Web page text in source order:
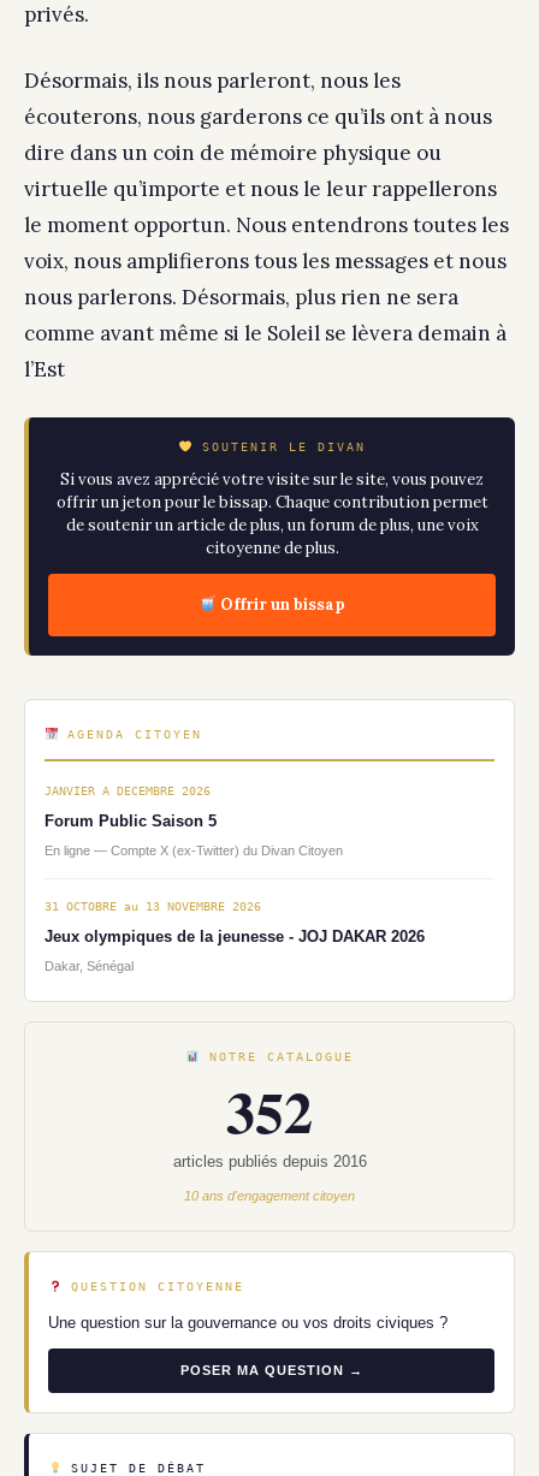
privés.
Désormais, ils nous parleront, nous les
écouterons, nous garderons ce qu’ils ont à nous
dire dans un coin de mémoire physique ou
virtuelle qu’importe et nous le leur rappellerons
le moment opportun. Nous entendrons toutes les
voix, nous amplifierons tous les messages et nous
nous parlerons. Désormais, plus rien ne sera
comme avant même si le Soleil se lèvera demain à
l’Est
SOUTENIR LE DIVAN
Si vous avez apprécié votre visite sur le site, vous pouvez
offrir un jeton pour le bissap. Chaque contribution permet
de soutenir un article de plus, un forum de plus, une voix
citoyenne de plus.
Offrir un bissap
AGENDA CITOYEN
JANVIER A DECEMBRE 2026
Forum Public Saison 5
En ligne — Compte X (ex-Twitter) du Divan Citoyen
31 OCTOBRE au 13 NOVEMBRE 2026
Jeux olympiques de la jeunesse - JOJ DAKAR 2026
Dakar, Sénégal
NOTRE CATALOGUE
352
articles publiés depuis 2016
10 ans d'engagement citoyen
QUESTION CITOYENNE
Une question sur la gouvernance ou vos droits civiques ?
POSER MA QUESTION →
SUJET DE DÉBAT